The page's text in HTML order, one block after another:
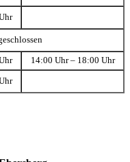
14:00 Uhr – 18:00 Uhr